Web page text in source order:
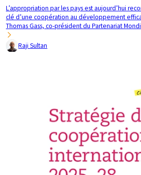
L’appropriation par les pays est aujourd’hui
clé d’une coopération au développement
Thomas Gass, co-président du Partenariat
Raji Sultan